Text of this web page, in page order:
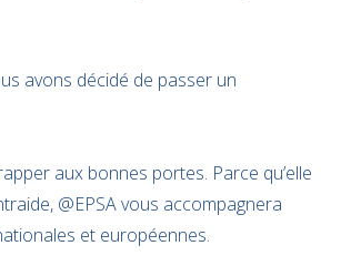
avons décidé de passer un
aux bonnes portes. Parce qu’elle
@EPSA vous accompagnera
et européennes.